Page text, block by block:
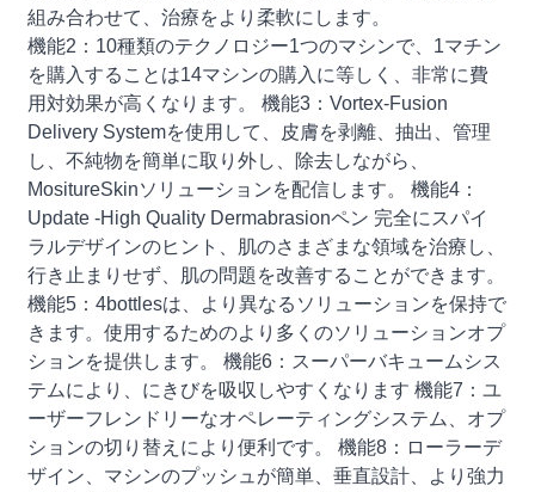
組み合わせて、治療をより柔軟にします。
機能2：10種類のテクノロジー1つのマシンで、1マチン
を購入することは14マシンの購入に等しく、非常に費
用対効果が高くなります。 機能3：Vortex-Fusion
Delivery Systemを使用して、皮膚を剥離、抽出、管理
し、不純物を簡単に取り外し、除去しながら、
MositureSkinソリューションを配信します。 機能4：
Update -High Quality Dermabrasionペン 完全にスパイ
ラルデザインのヒント、肌のさまざまな領域を治療し、
行き止まりせず、肌の問題を改善することができます。
機能5：4bottlesは、より異なるソリューションを保持で
きます。使用するためのより多くのソリューションオプ
ションを提供します。 機能6：スーパーバキュームシス
テムにより、にきびを吸収しやすくなります 機能7：ユ
ーザーフレンドリーなオペレーティングシステム、オプ
ションの切り替えにより便利です。 機能8：ローラーデ
ザイン、マシンのプッシュが簡単、垂直設計、より強力